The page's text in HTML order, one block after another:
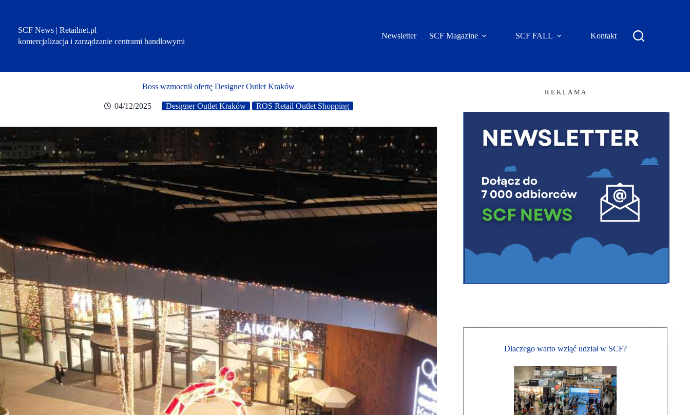
SCF News | Retailnet.pl
komercjalizacja i zarządzanie centrami handlowymi
Newsletter SCF Magazine SCF FALL Kontakt
Boss wzmocnił ofertę Designer Outlet Kraków
04/12/2025 Designer Outlet Kraków ROS Retail Outlet Shopping
R E K L A M A
Dlaczego warto wziąć udział w SCF?